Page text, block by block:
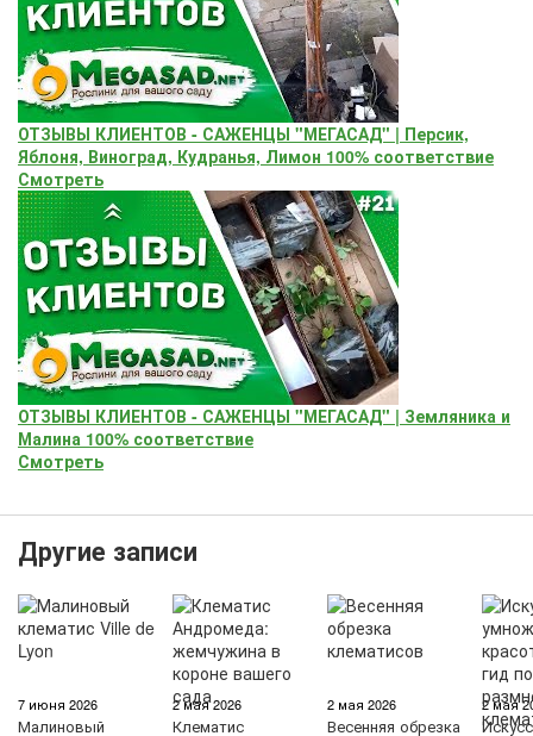
ОТЗЫВЫ КЛИЕНТОВ - САЖЕНЦЫ "МЕГАСАД" | Персик,
Яблоня, Виноград, Кудранья, Лимон 100% соответствие
Смотреть
ОТЗЫВЫ КЛИЕНТОВ - САЖЕНЦЫ "МЕГАСАД" | Земляника и
Малина 100% соответствие
Смотреть
Другие записи
7 июня 2026
Малиновый
2 мая 2026
Клематис
2 мая 2026
Весенняя обрезка
2 мая